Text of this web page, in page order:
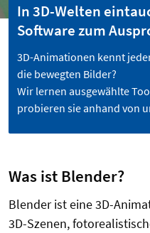
In 3D-Welten
Software zum
3D-Animationen kennt
die bewegten Bilder?
Wir lernen ausgewählte
probieren sie anhand von
Was ist Blender?
Blender ist eine 3D-
3D-Szenen,